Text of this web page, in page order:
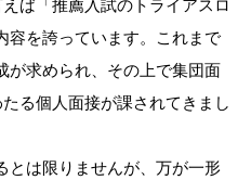
ば「推薦入試のトライアスロ
容を誇っています。これまで
が求められ、その上で集団面
る個人面接が課されてきまし
とは限りませんが、万が一形